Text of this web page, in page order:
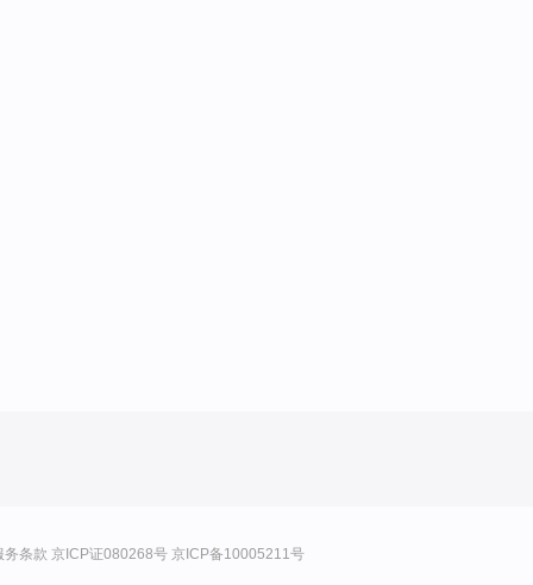
务条款 京ICP证080268号 京ICP备10005211号